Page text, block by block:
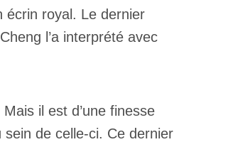
écrin royal. Le dernier
l’a interprété avec
il est d’une finesse
sein de celle-ci. Ce dernier